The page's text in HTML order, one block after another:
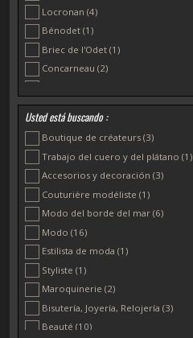
Locronan(4)
Bénodet(1)
Briec de l'Odet(1)
Concarneau(2)
Loctudy(1)
Plomelín(1)
Usted está buscando :
Boutique de créateurs(3)
Trabajo del cuero y del plátano(1)
Accesorios y decoración(3)
Couturière modéliste(1)
Modo del borde del mar(6)
Modo(16)
Estilista de moda(1)
Styliste(1)
Maroquinerie(2)
Bisutería, Joyería, Relojería(3)
Beauté(10)